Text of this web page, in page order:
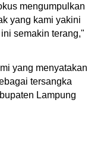
mengumpulkan
yang kami yakini
semakin terang,"
yang menyatakan
tersangka
Lampung